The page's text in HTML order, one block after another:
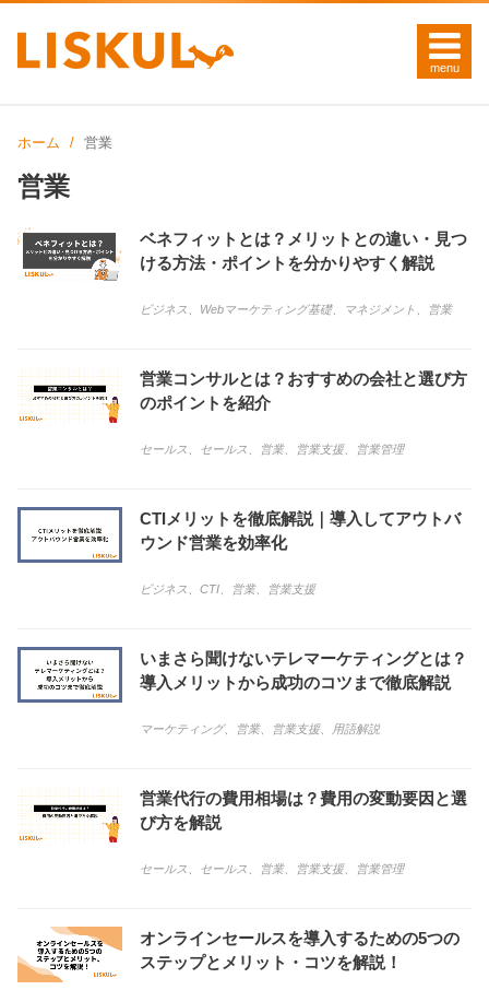
ホーム 営業
営業
ベネフィットとは？メリットとの違い・見つ
ける方法・ポイントを分かりやすく解説
ビジネス Webマーケティング基礎、 マネジメント 営業
営業コンサルとは？おすすめの会社と選び方
のポイントを紹介
セールス セールス 営業、 営業支援、 営業管理
CTIメリットを徹底解説｜導入してアウトバ
ウンド営業を効率化
ビジネス CTI 営業、 営業支援
いまさら聞けないテレマーケティングとは？
導入メリットから成功のコツまで徹底解説
マーケティング、 営業、 営業支援、 用語解説
営業代行の費用相場は？費用の変動要因と選
び方を解説
セールス セールス 営業、 営業支援、 営業管理
オンラインセールスを導入するための5つの
ステップとメリット・コツを解説！